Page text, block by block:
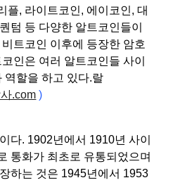
플, 라이트코인, 에이코인, 대
텀 등 다양한 알트코인들이
트코인 이후에 등장한 암호
인은 여러 알트코인들 사이
역할을 하고 있다.랄
.com )
다. 1902년에서 1910년 사이
통화가 최초로 유통되었으며
하는 것은 1945년에서 1953